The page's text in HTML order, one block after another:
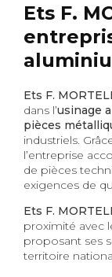
Ets F.
Ets F.
dans l’usinage
pièces
industriels.
l’entreprise
de pièces
exigences de
Ets F.
proximité avec
proposant ses
territoire